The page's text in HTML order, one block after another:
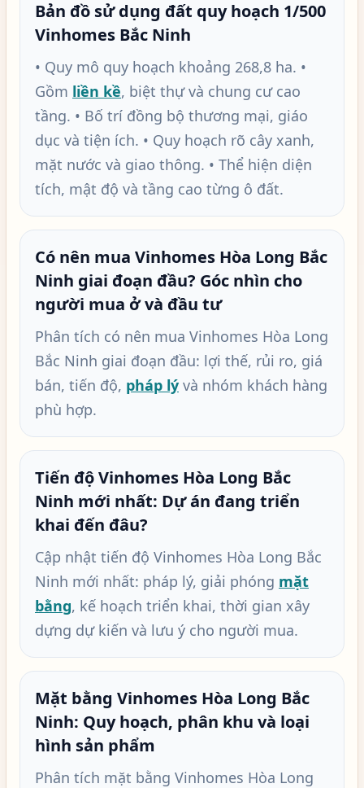
Bản đồ sử dụng đất quy hoạch 1/500
Vinhomes Bắc Ninh
• Quy mô quy hoạch khoảng 268,8 ha. •
Gồm liền kề, biệt thự và chung cư cao
tầng. • Bố trí đồng bộ thương mại, giáo
dục và tiện ích. • Quy hoạch rõ cây xanh,
mặt nước và giao thông. • Thể hiện diện
tích, mật độ và tầng cao từng ô đất.
Có nên mua Vinhomes Hòa Long Bắc
Ninh giai đoạn đầu? Góc nhìn cho
người mua ở và đầu tư
Phân tích có nên mua Vinhomes Hòa Long
Bắc Ninh giai đoạn đầu: lợi thế, rủi ro, giá
bán, tiến độ, pháp lý và nhóm khách hàng
phù hợp.
Tiến độ Vinhomes Hòa Long Bắc
Ninh mới nhất: Dự án đang triển
khai đến đâu?
Cập nhật tiến độ Vinhomes Hòa Long Bắc
Ninh mới nhất: pháp lý, giải phóng mặt
bằng, kế hoạch triển khai, thời gian xây
dựng dự kiến và lưu ý cho người mua.
Mặt bằng Vinhomes Hòa Long Bắc
Ninh: Quy hoạch, phân khu và loại
hình sản phẩm
Phân tích mặt bằng Vinhomes Hòa Long